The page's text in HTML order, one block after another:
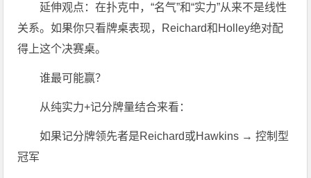
延伸观点：在扑克中，“名气”和“实力”从来不是线性
关系。如果你只看牌桌表现，Reichard和Holley绝对配
得上这个决赛桌。
谁最可能赢？
从纯实力+记分牌量结合来看：
如果记分牌领先者是Reichard或Hawkins → 控制型
冠军